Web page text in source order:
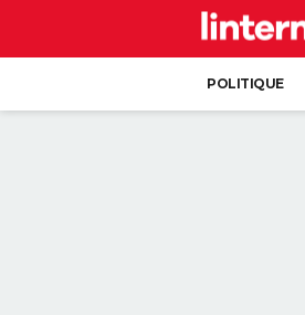
POLITIQUE